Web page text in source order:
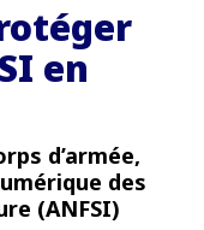
en
d’armée,
des
(ANFSI)